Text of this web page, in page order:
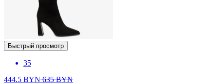
Быстрый просмотр
35
444.5 BYN635BYN